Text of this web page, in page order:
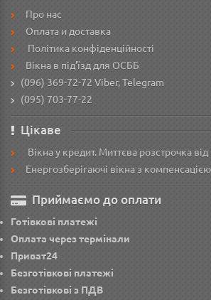
Про нас
Оплата и доставка
Політика конфіденційності
Вікна в під’їзд для ОСББ
(096) 369-72-72 Viber, Telegram
(095) 703-77-22
Цікаве
Вікна у кредит. Миттєва розстрочка
Енергозберігаючі вікна з
Приймаємо до оплати
Готівкові платежі
Оплата через термінали
Приват24
Безготівкові платежі
Безготівкові з ПДВ